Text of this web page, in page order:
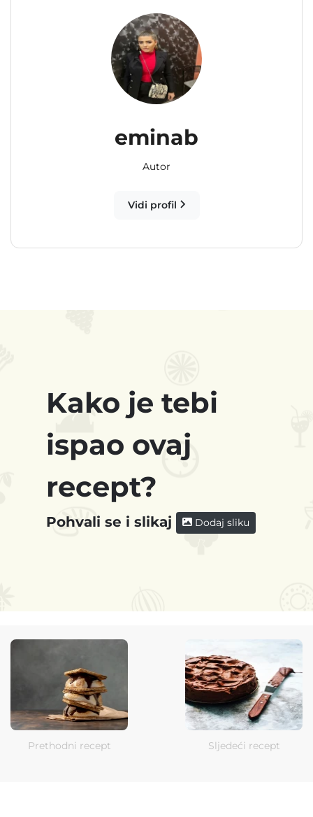
eminab
Autor
Vidi profil
Kako je tebi
ispao ovaj
recept?
Pohvali se i slikaj Dodaj sliku
Prethodni recept Sljedeći recept